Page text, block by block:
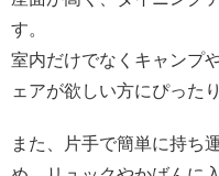
す。
室内だけでなくキャンプ
ェアが欲しい方にぴった
また、片手で簡単に持ち